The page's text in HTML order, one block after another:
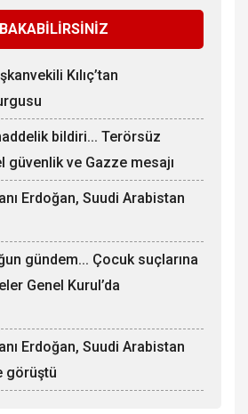
Kılıç’tan
bildiri... Terörsüz
güvenlik ve Gazze mesajı
Erdoğan, Suudi Arabistan
gündem... Çocuk suçlarına
Genel Kurul’da
Erdoğan, Suudi Arabistan
görüştü